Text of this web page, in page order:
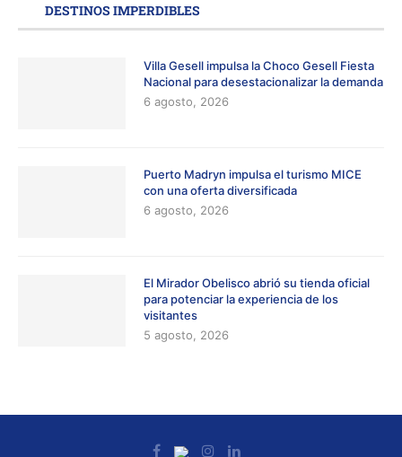
DESTINOS IMPERDIBLES
Villa Gesell impulsa la Choco Gesell Fiesta
Nacional para desestacionalizar la demanda
6 agosto, 2026
Puerto Madryn impulsa el turismo MICE
con una oferta diversificada
6 agosto, 2026
El Mirador Obelisco abrió su tienda oficial
para potenciar la experiencia de los
visitantes
5 agosto, 2026